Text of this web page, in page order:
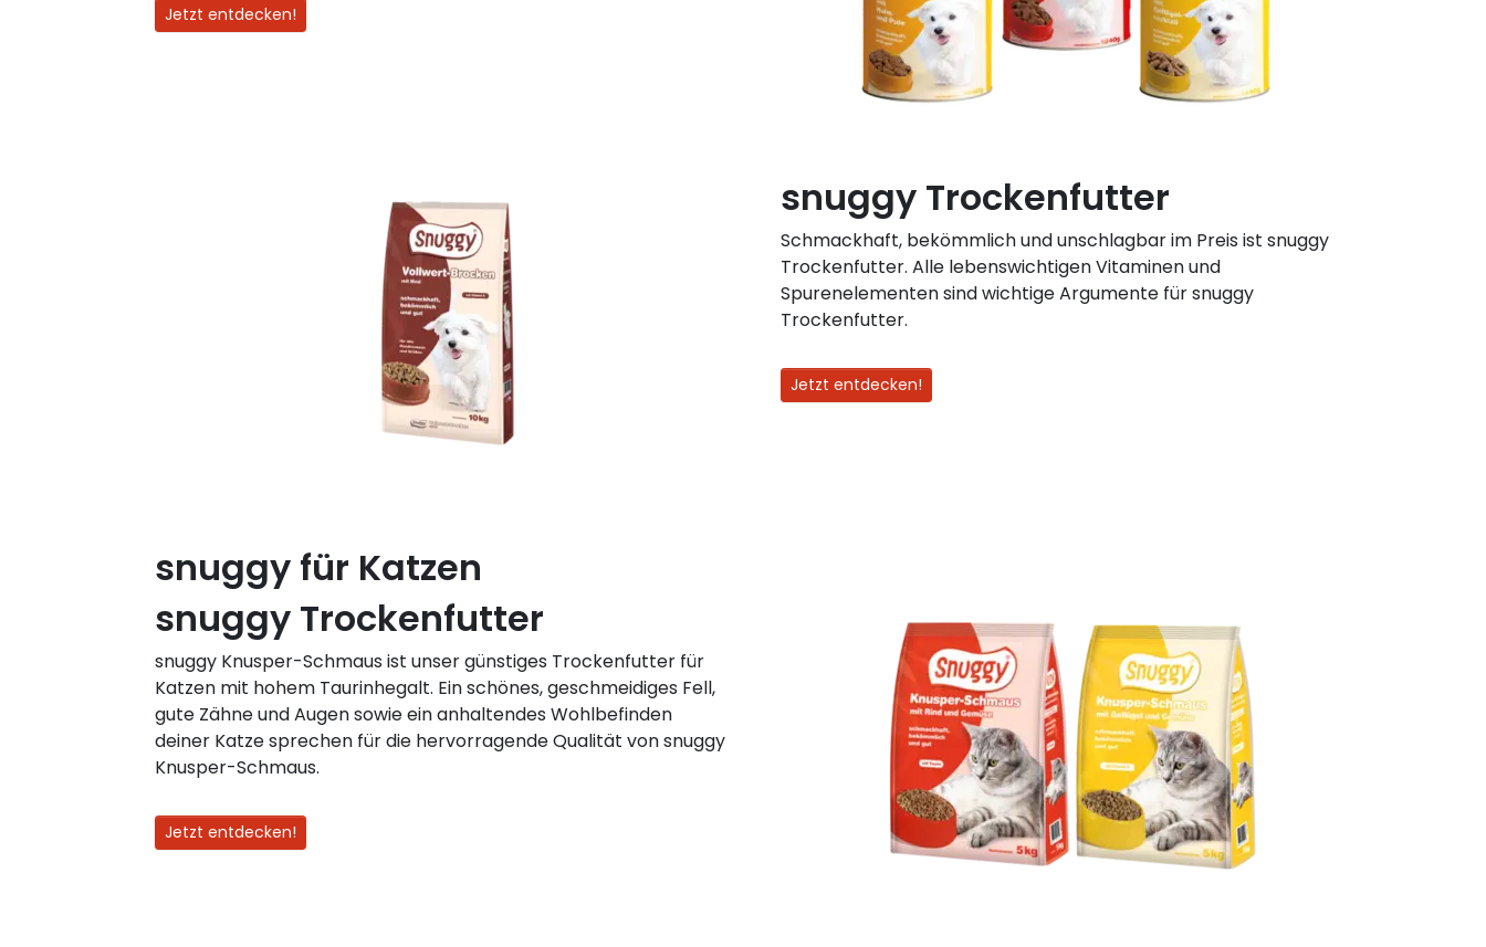
Jetzt entdecken!
snuggy Trockenfutter
Schmackhaft, bekömmlich und unschlagbar im Preis ist snuggy
Trockenfutter. Alle lebenswichtigen Vitaminen und
Spurenelementen sind wichtige Argumente für snuggy
Trockenfutter.
Jetzt entdecken!
snuggy für Katzen
snuggy Trockenfutter
snuggy Knusper-Schmaus ist unser günstiges Trockenfutter für
Katzen mit hohem Taurinhegalt. Ein schönes, geschmeidiges Fell,
gute Zähne und Augen sowie ein anhaltendes Wohlbefinden
deiner Katze sprechen für die hervorragende Qualität von snuggy
Knusper-Schmaus.
Jetzt entdecken!